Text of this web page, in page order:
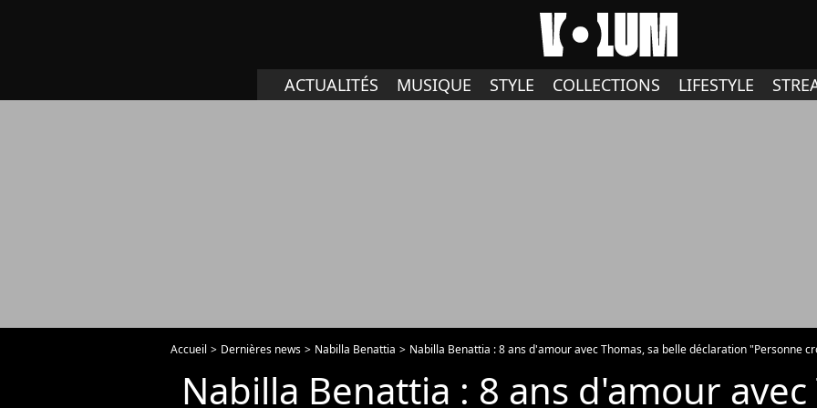
ACTUALITÉS MUSIQUE STYLE COLLECTIONS LIFESTYLE
Accueil Dernières news Nabilla Benattia Nabilla Benattia : 8 ans d'amour avec Thomas, sa belle déclaration "Personne
Nabilla Benattia : 8 ans d'amour avec